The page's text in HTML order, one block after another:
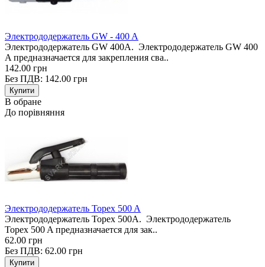
Электрододержатель GW - 400 A
Электрододержатель GW 400A. Электрододержатель GW 400
A предназначается для закрепления сва..
142.00 грн
Без ПДВ: 142.00 грн
В обране
До порівняння
Электрододержатель Topex 500 A
Электрододержатель Topex 500A. Электрододержатель
Topex 500 A предназначается для зак..
62.00 грн
Без ПДВ: 62.00 грн